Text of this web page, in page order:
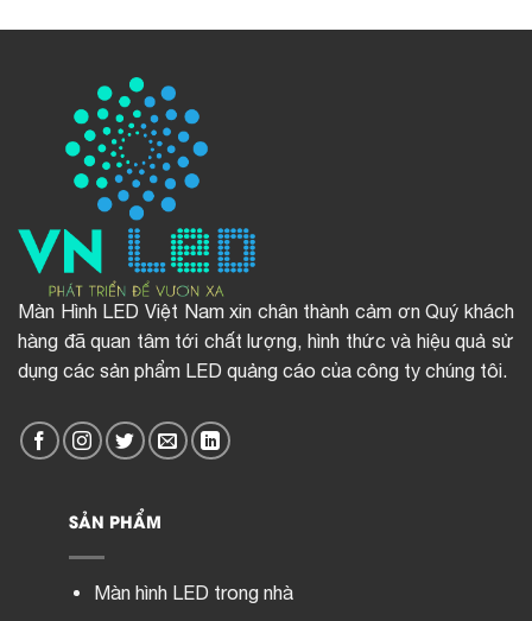
Màn Hình LED Việt Nam xin chân thành cảm ơn Quý khách
hàng đã quan tâm tới chất lượng, hình thức và hiệu quả sử
dụng các sản phẩm LED quảng cáo của công ty chúng tôi.
SẢN PHẨM
Màn hình LED trong nhà